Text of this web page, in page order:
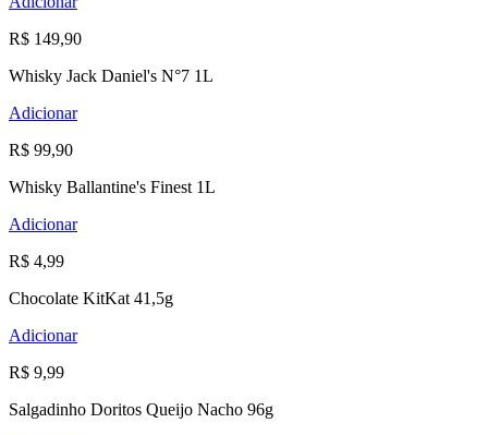
R$ 149,90
Whisky Jack Daniel's N°7 1L
Adicionar
R$ 99,90
Whisky Ballantine's Finest 1L
Adicionar
R$ 4,99
Chocolate KitKat 41,5g
Adicionar
R$ 9,99
Salgadinho Doritos Queijo Nacho 96g